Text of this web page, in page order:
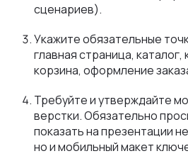
сценариев).
Укажите обязательные
главная страница, каталог,
корзина, оформление
Требуйте и утверждайте
верстки. Обязательно
показать на презентации
но и мобильный макет